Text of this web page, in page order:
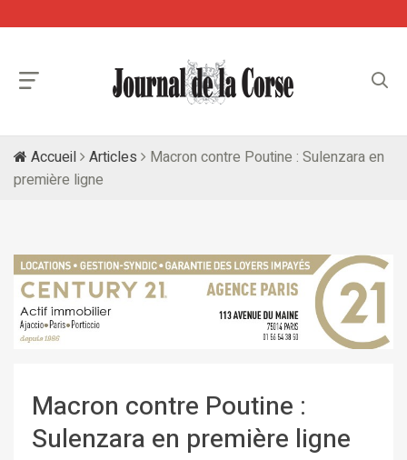
Accueil Articles
Macron contre Poutine : Sulenzara en
première ligne
Macron contre Poutine :
Sulenzara en première ligne